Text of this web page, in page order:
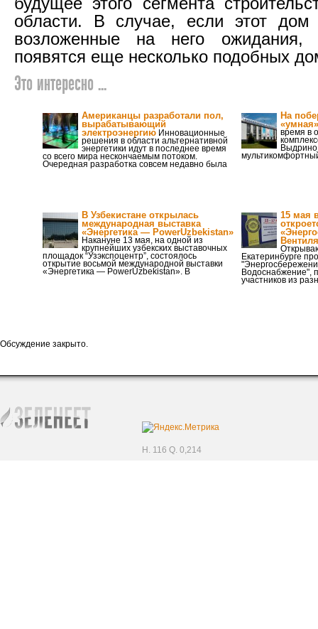
области. В случае, если этот дом
возложенные на него
появятся еще несколько подобных
Это интересно ...
Американцы разработали пол,
вырабатывающий
электроэнергию Инновационные
решения в области альтернативной
энергетики идут в последнее время
со всего мира нескончаемым потоком.
Очередная разработка совсем недавно была
На
время в
В Узбекистане открылась
международная выставка
«Энергетика — PowerUzbekistan»
Накануне 13 мая, на одной из
крупнейших узбекских выставочных
площадок “Узэкспоцентр”, состоялось
открытие восьмой международной выставки
«Энергетика — PowerUzbekistan». В
15 мая
Екатеринбурге
Водоснабжение",
участников из
Обсуждение закрыто.
H. 116 Q. 0,214